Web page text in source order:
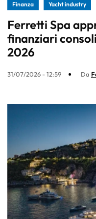
Finanza Yacht industry
Ferretti Spa
finanziari
2026
31/07/2026 - 12:59 Da